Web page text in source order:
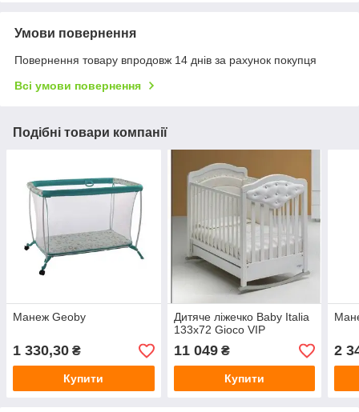
Умови повернення
Повернення товару впродовж 14 днів за рахунок покупця
Всі умови повернення
Подібні товари компанії
Манеж Geoby
1 330,30 ₴
Купити
Дитяче ліжечко Baby Italia
133х72 Gioco VIP
11 049₴
Купити
2